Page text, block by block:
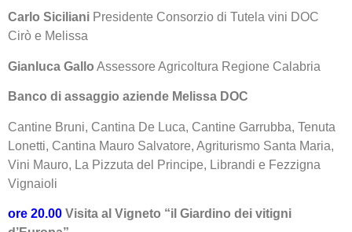
Carlo Siciliani Presidente Consorzio di Tutela vini DOC
Cirò e Melissa
Gianluca Gallo Assessore Agricoltura Regione Calabria
Banco di assaggio aziende Melissa DOC
Cantine Bruni, Cantina De Luca, Cantine Garrubba, Tenuta
Lonetti, Cantina Mauro Salvatore, Agriturismo Santa Maria,
Vini Mauro, La Pizzuta del Principe, Librandi e Fezzigna
Vignaioli
ore 20.00 Visita al Vigneto “il Giardino dei vitigni